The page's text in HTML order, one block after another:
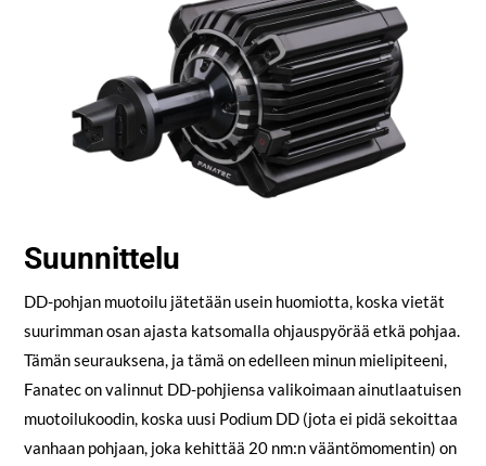
Suunnittelu
DD-pohjan muotoilu jätetään usein huomiotta, koska vietät
suurimman osan ajasta katsomalla ohjauspyörää etkä pohjaa.
Tämän seurauksena, ja tämä on edelleen minun mielipiteeni,
Fanatec on valinnut DD-pohjiensa valikoimaan ainutlaatuisen
muotoilukoodin, koska uusi Podium DD (jota ei pidä sekoittaa
vanhaan pohjaan, joka kehittää 20 nm:n vääntömomentin) on